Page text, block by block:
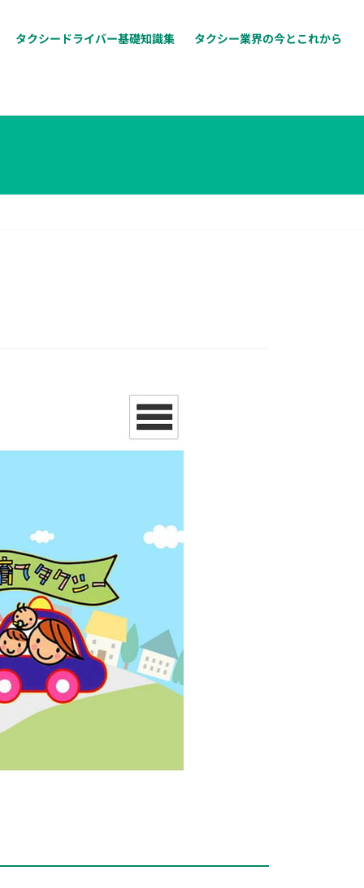
タクシードライバー基礎知識集 タクシー業界の今とこれから